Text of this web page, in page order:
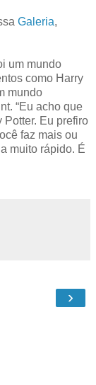
Galeria,
um mundo
como Harry
mundo
“Eu acho que
Potter. Eu prefiro
faz mais ou
muito rápido. É
›